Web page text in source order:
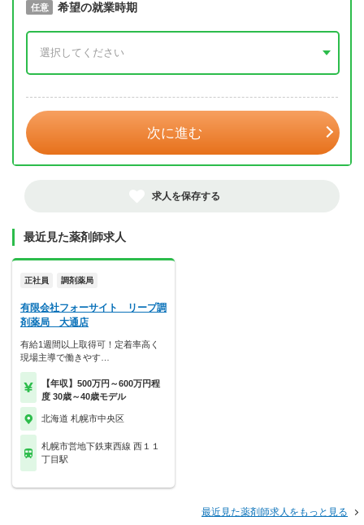
必須 取得予定年
任意 希望の就業時期
次に進む
求人を保存する
最近見た薬剤師求人
正社員 調剤薬局
有限会社フォーサイト リープ調
剤薬局 大通店
有給1週間以上取得可！定着率高く
現場主導で働きやす…
【年収】500万円～600万円程
度 30歳～40歳モデル
北海道 札幌市中央区
札幌市営地下鉄東西線 西１１
丁目駅
最近見た薬剤師求人をもっと見る